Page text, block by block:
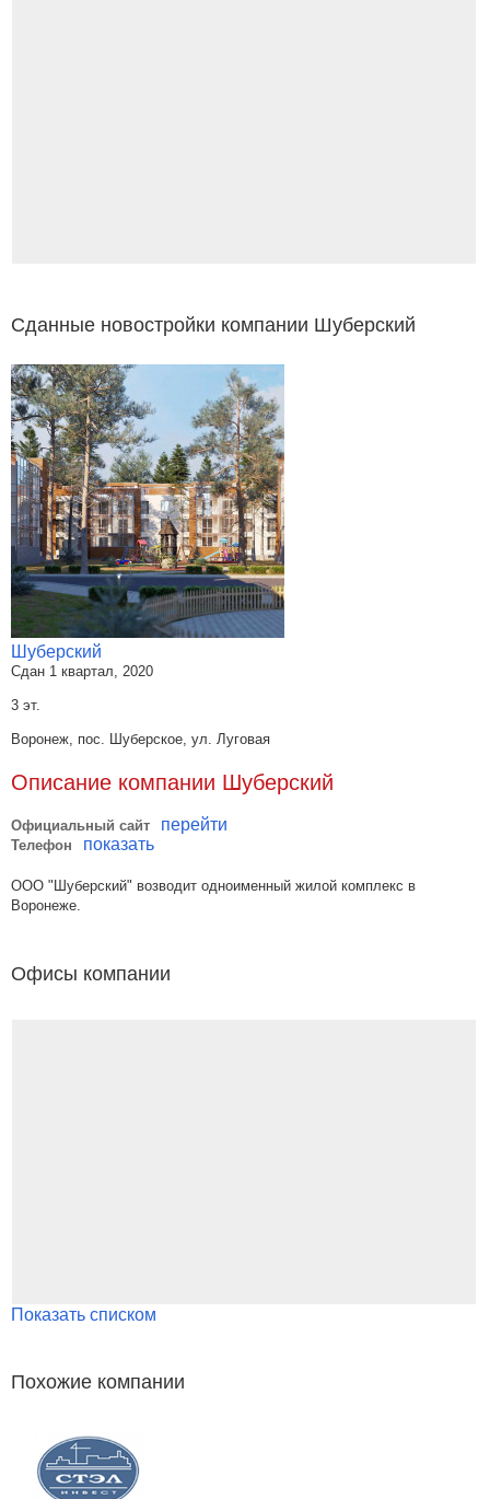
Сданные новостройки компании Шуберский
Шуберский
Сдан 1 квартал, 2020
3 эт.
Воронеж, пос. Шуберское, ул. Луговая
Описание компании Шуберский
Официальный сайт перейти
Телефон показать
ООО "Шуберский" возводит одноименный жилой комплекс в
Воронеже.
Офисы компании
Показать списком
Похожие компании